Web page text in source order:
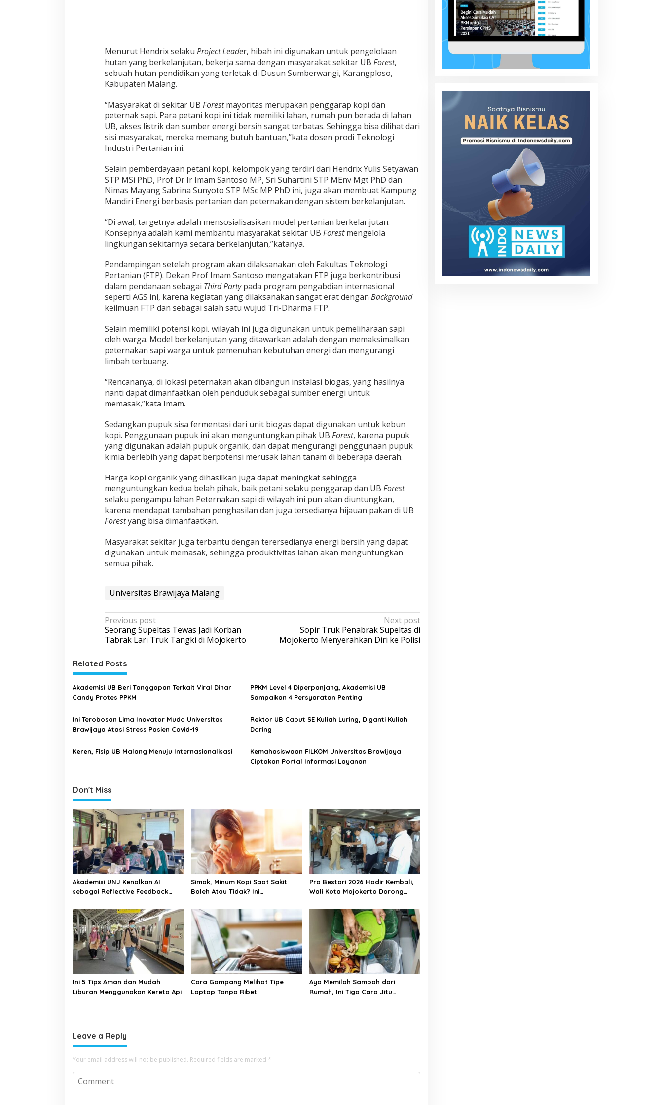
o
Menurut Hendrix selaku Project Leader, hibah ini digunakan untuk pengelolaan
hutan yang berkelanjutan, bekerja sama dengan masyarakat sekitar UB Forest,
sebuah hutan pendidikan yang terletak di Dusun Sumberwangi, Karangploso,
Kabupaten Malang.
“Masyarakat di sekitar UB Forestmayoritas merupakan penggarap kopi dan
peternak sapi. Para petani kopi ini tidak memiliki lahan, rumah pun berada di lahan
UB, akses listrik dan sumber energi bersih sangat terbatas. Sehingga bisa dilihat dari
sisi masyarakat, mereka memang butuh bantuan,”kata dosen prodi Teknologi
Industri Pertanian ini.
Selain pemberdayaan petani kopi, kelompok yang terdiri dari Hendrix Yulis Setyawan
STP MSi PhD, Prof Dr Ir Imam Santoso MP, Sri Suhartini STP MEnv Mgt PhD dan
Nimas Mayang Sabrina Sunyoto STP MSc MP PhD ini, juga akan membuat Kampung
Mandiri Energi berbasis pertanian dan peternakan dengan sistem berkelanjutan.
“Di awal, targetnya adalah mensosialisasikan model pertanian berkelanjutan.
Konsepnya adalah kami membantu masyarakat sekitar UB Forestmengelola
lingkungan sekitarnya secara berkelanjutan,”katanya.
Pendampingan setelah program akan dilaksanakan oleh Fakultas Teknologi
Pertanian (FTP). Dekan Prof Imam Santoso mengatakan FTP juga berkontribusi
dalam pendanaan sebagai Third Partypada program pengabdian internasional
seperti AGS ini, karena kegiatan yang dilaksanakan sangat erat dengan Background
keilmuan FTP dan sebagai salah satu wujud Tri-Dharma FTP.
Selain memiliki potensi kopi, wilayah ini juga digunakan untuk pemeliharaan sapi
oleh warga. Model berkelanjutan yang ditawarkan adalah dengan memaksimalkan
peternakan sapi warga untuk pemenuhan kebutuhan energi dan mengurangi
limbah terbuang.
“Rencananya, di lokasi peternakan akan dibangun instalasi biogas, yang hasilnya
nanti dapat dimanfaatkan oleh penduduk sebagai sumber energi untuk
memasak,”kata Imam.
Sedangkan pupuk sisa fermentasi dari unit biogas dapat digunakan untuk kebun
kopi. Penggunaan pupuk ini akan menguntungkan pihak UB Forest, karena pupuk
yang digunakan adalah pupuk organik, dan dapat mengurangi penggunaan pupuk
kimia berlebih yang dapat berpotensi merusak lahan tanam di beberapa daerah.
Harga kopi organik yang dihasilkan juga dapat meningkat sehingga
menguntungkan kedua belah pihak, baik petani selaku penggarap dan UB Forest
selaku pengampu lahan Peternakan sapi di wilayah ini pun akan diuntungkan,
karena mendapat tambahan penghasilan dan juga tersedianya hijauan pakan di UB
Forestyang bisa dimanfaatkan.
Masyarakat sekitar juga terbantu dengan terersedianya energi bersih yang dapat
digunakan untuk memasak, sehingga produktivitas lahan akan menguntungkan
semua pihak.
Universitas Brawijaya Malang
P
o
t
n
a
v
i
g
a
t
o
n
Previous post
Seorang Supeltas Tewas Jadi Korban
Tabrak Lari Truk Tangki di Mojokerto
Next post
Sopir Truk Penabrak Supeltas di
Mojokerto Menyerahkan Diri ke Polisi
Related Posts
Akademisi UB Beri Tanggapan Terkait Viral Dinar
Candy Protes PPKM
PPKM Level 4 Diperpanjang, Akademisi UB
Sampaikan 4 Persyaratan Penting
Ini Terobosan Lima Inovator Muda Universitas
Brawijaya Atasi Stress Pasien Covid-19
Rektor UB Cabut SE Kuliah Luring, Diganti Kuliah
Daring
Keren, Fisip UB Malang Menuju Internasionalisasi
Kemahasiswaan FILKOM Universitas Brawijaya
Ciptakan Portal Informasi Layanan
Don't Miss
Akademisi UNJ Kenalkan AI
sebagai Reflective Feedback
Simak, Minum Kopi Saat Sakit
Boleh Atau Tidak? Ini
Pro Bestari 2026 Hadir Kembali,
Wali Kota Mojokerto Dorong
Pendidikan Tinggi
Ini 5 Tips Aman dan Mudah
Liburan Menggunakan Kereta Api
Cara Gampang Melihat Tipe
Laptop Tanpa Ribet!
Ayo Memilah Sampah dari
Rumah, Ini Tiga Cara Jitu
Leave a Reply
Your email address will not be published. Required fields are marked *